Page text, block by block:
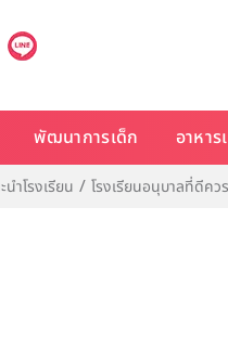
พัฒนาการเด็ก อาหาร
นำโรงเรียน โรงเรียนอนุบาลที่ดีคว